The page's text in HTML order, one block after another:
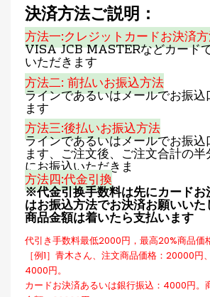
決済方法ご説明：
方法一:クレジットカードお決済
VISA JCB MASTERなどカード
いただきます
方法二: 前払いお振込方法
ラインであるいはメールでお振
ます
方法三:後払いお振込方法
ラインであるいはメールでお振
ます、ご注文後、ご注文合計の
にお振込いただきま
方法四:代金引換
※代金引换手数料は先にカードお
はお振込方法でお決済お願いい
商品金額は着いたら支払います
代引き手数料最低2000円，最高20%商品価
［例1］青木さん、注文商品価格：20000円
4000円。
カードお決済あるいは銀行振込：4000円。